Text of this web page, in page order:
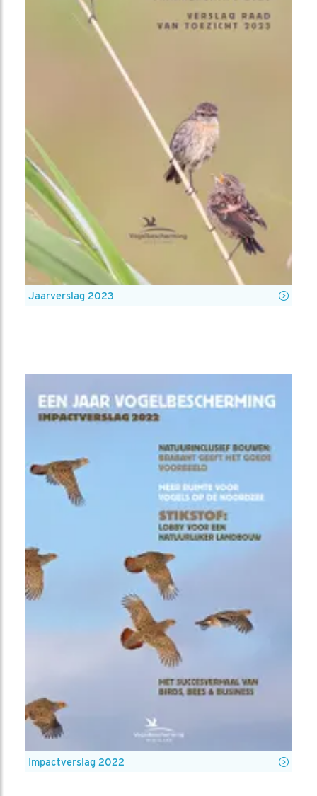
Jaarverslag 2023
Impactverslag 2022